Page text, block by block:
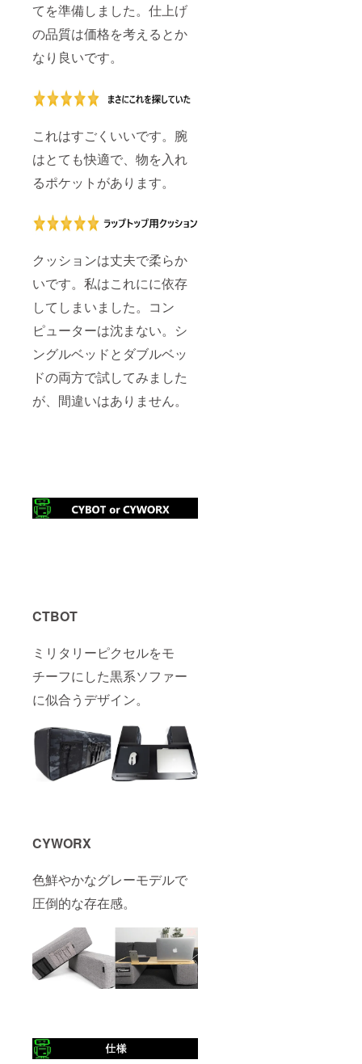
てを準備しました。仕上げ
の品質は価格を考えるとか
なり良いです。
これはすごくいいです。腕
はとても快適で、物を入れ
るポケットがあります。
クッションは丈夫で柔らか
いです。私はこれにに依存
してしまいました。コン
ピューターは沈まない。シ
ングルベッドとダブルベッ
ドの両方で試してみました
が、間違いはありません。
CTBOT
ミリタリーピクセルをモ
チーフにした黒系ソファー
に似合うデザイン。
CYWORX
色鮮やかなグレーモデルで
圧倒的な存在感。